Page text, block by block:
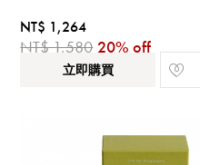
NT$ 1,264
NT$ 1,580 20% off
立即購買